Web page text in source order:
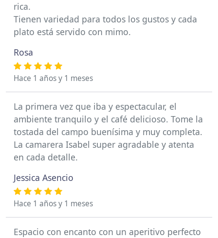
rica.
Tienen variedad para todos los gustos y cada
plato está servido con mimo.
Rosa
Hace 1 años y 1 meses
La primera vez que iba y espectacular, el
ambiente tranquilo y el café delicioso. Tome la
tostada del campo buenísima y muy completa.
La camarera Isabel super agradable y atenta
en cada detalle.
Jessica Asencio
Hace 1 años y 1 meses
Espacio con encanto con un aperitivo perfecto